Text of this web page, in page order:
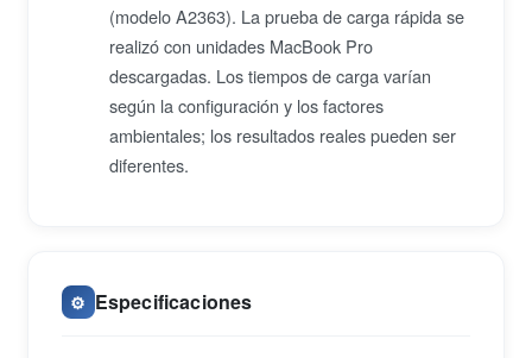
(modelo A2363). La prueba de carga rápida se
realizó con unidades MacBook Pro
descargadas. Los tiempos de carga varían
según la configuración y los factores
ambientales; los resultados reales pueden ser
diferentes.
⚙️ Especificaciones